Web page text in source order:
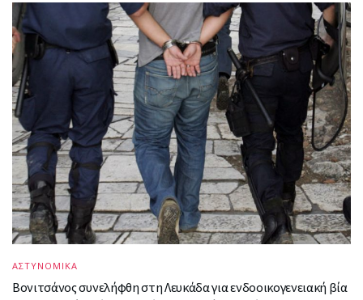
ΑΣΤΥΝΟΜΙΚΑ
Βονιτσάνος συνελήφθη στη Λευκάδα για ενδοοικογενειακή βία